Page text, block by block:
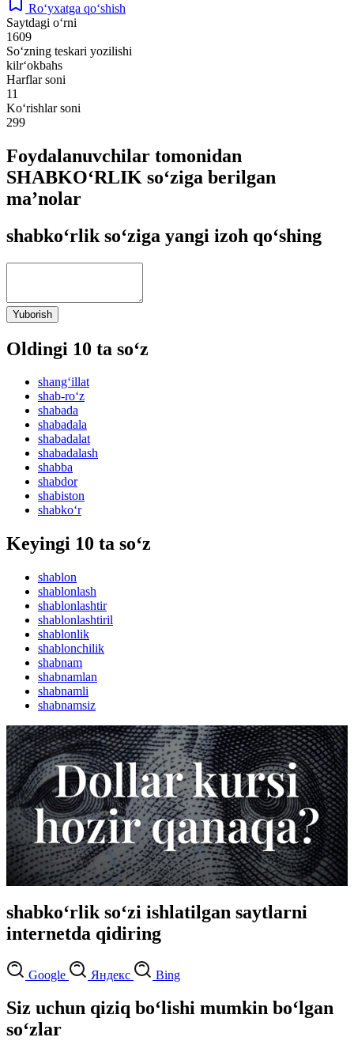
Ro‘yxatga qo‘shish
Saytdagi o‘rni
1609
So‘zning teskari yozilishi
kilr‘okbahs
Harflar soni
11
Ko‘rishlar soni
299
Foydalanuvchilar tomonidan
SHABKO‘RLIK so‘ziga berilgan
ma’nolar
shabko‘rlik so‘ziga yangi izoh qo‘shing
Yuborish
Oldingi 10 ta so‘z
shang‘illat
shab-ro‘z
shabada
shabadala
shabadalat
shabadalash
shabba
shabdor
shabiston
shabko‘r
Keyingi 10 ta so‘z
shablon
shablonlash
shablonlashtir
shablonlashtiril
shablonlik
shablonchilik
shabnam
shabnamlan
shabnamli
shabnamsiz
shabko‘rlik so‘zi ishlatilgan saytlarni
internetda qidiring
Google Яндекс Bing
Siz uchun qiziq bo‘lishi mumkin bo‘lgan
so‘zlar